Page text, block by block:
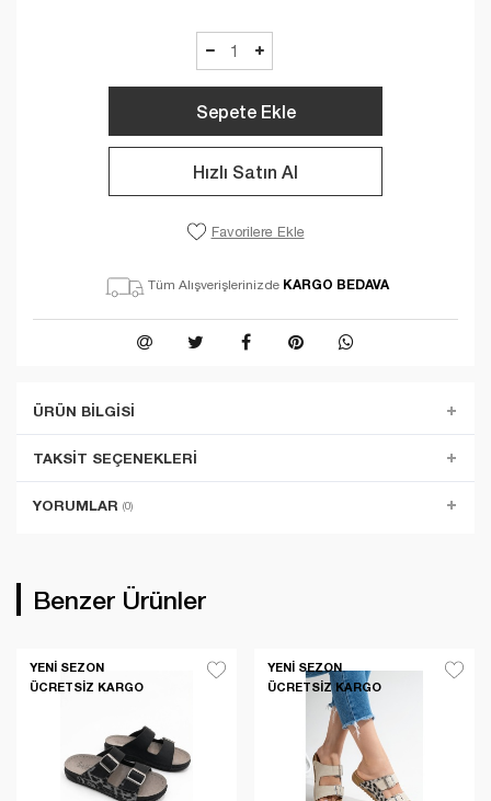
Sepete Ekle
Hızlı Satın Al
Favorilere Ekle
Tüm Alışverişlerinizde KARGO BEDAVA
ÜRÜN BILGISI
TAKSIT SEÇENEKLERI
YORUMLAR (0)
Benzer Ürünler
YENI SEZON
ÜCRETSIZ KARGO
YENI SEZON
ÜCRETSIZ KARGO